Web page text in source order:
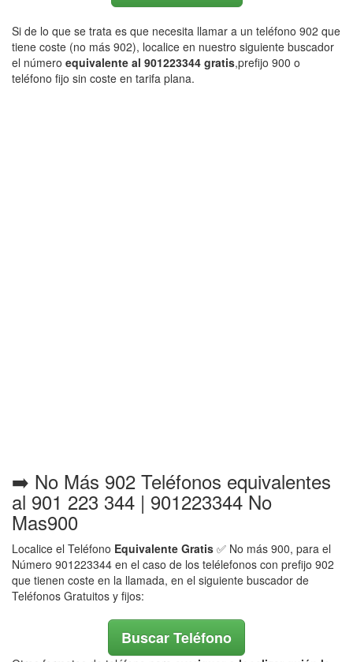
Si de lo que se trata es que necesita llamar a un teléfono 902 que
tiene coste (no más 902), localice en nuestro siguiente buscador
el número equivalente al 901223344 gratis,prefijo 900 o
teléfono fijo sin coste en tarifa plana.
➡️ No Más 902 Teléfonos equivalentes
al 901 223 344 | 901223344 No
Mas900
Localice el Teléfono Equivalente Gratis ✅ No más 900, para el
Número 901223344 en el caso de los telélefonos con prefijo 902
que tienen coste en la llamada, en el siguiente buscador de
Teléfonos Gratuitos y fijos:
Buscar Teléfono